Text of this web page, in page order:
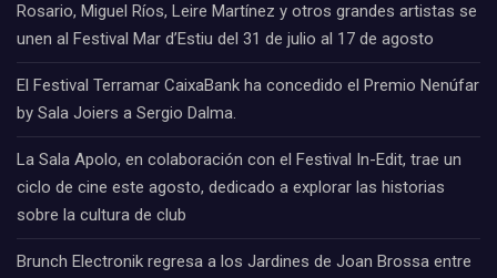
Rosario, Miguel Ríos, Leire Martínez y otros grandes artistas se
unen al Festival Mar d’Estiu del 31 de julio al 17 de agosto
El Festival Terramar CaixaBank ha concedido el Premio Nenúfar
by Sala Joiers a Sergio Dalma.
La Sala Apolo, en colaboración con el Festival In-Edit, trae un
ciclo de cine este agosto, dedicado a explorar las historias
sobre la cultura de club
Brunch Electronik regresa a los Jardines de Joan Brossa entre